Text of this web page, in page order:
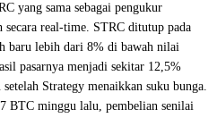
yang sama sebagai pengukur
real-time. STRC ditutup pada
baru lebih dari 8% di bawah nilai
pasarnya menjadi sekitar 12,5%
Strategy menaikkan suku bunga.
BTC minggu lalu, pembelian senilai